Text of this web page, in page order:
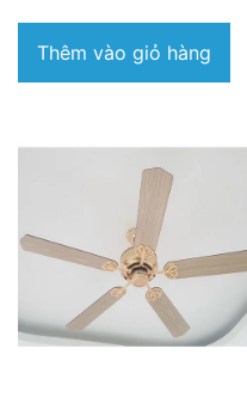
Thêm vào giỏ hàng